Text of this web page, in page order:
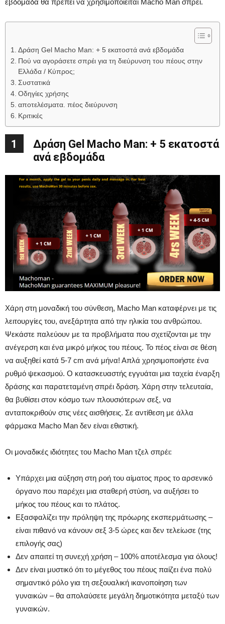
εβδομάδα θα πρέπει να χρησιμοποιείται Macho Man σπρέι.
Δράση Gel Macho Man: + 5 εκατοστά ανά εβδομάδα
Πού να αγοράσετε σπρέι για τη διεύρυνση του πέους στην
Ελλάδα / Κύπρος;
Συστατικά
Οδηγίες χρήσης
αποτελέσματα. πέος διεύρυνση
Κριτικές
1
Δράση Gel Macho Man: + 5 εκατοστά
ανά εβδομάδα
Χάρη στη μοναδική του σύνθεση, Macho Man καταφέρνει με τις
λειτουργίες του, ανεξάρτητα από την ηλικία του ανθρώπου.
Ψεκάστε παλεύουν με τα προβλήματα που σχετίζονται με την
ανέγερση και ένα μικρό μήκος του πέους. Το πέος είναι σε θέση
να αυξηθεί κατά 5-7 cm ανά μήνα! Απλά χρησιμοποιήστε ένα
ρυθμό ψεκασμού. Ο κατασκευαστής εγγυάται μια ταχεία έναρξη
δράσης και παρατεταμένη σπρέι δράση. Χάρη στην τελευταία,
θα βυθίσει στον κόσμο των πλουσιότερων σεξ, να
ανταποκριθούν στις νέες αισθήσεις. Σε αντίθεση με άλλα
φάρμακα Macho Man δεν είναι εθιστική.
Οι μοναδικές ιδιότητες του Macho Man τζελ σπρέι:
Υπάρχει μια αύξηση στη ροή του αίματος προς το αρσενικό
όργανο που παρέχει μια σταθερή στύση, να αυξήσει το
μήκος του πέους και το πλάτος.
Εξασφαλίζει την πρόληψη της πρόωρης εκσπερμάτωσης –
είναι πιθανό να κάνουν σεξ 3-5 ώρες και δεν τελείωσε (της
επιλογής σας)
Δεν απαιτεί τη συνεχή χρήση – 100% αποτέλεσμα για όλους!
Δεν είναι μυστικό ότι το μέγεθος του πέους παίζει ένα πολύ
σημαντικό ρόλο για τη σεξουαλική ικανοποίηση των
γυναικών – θα απολαύσετε μεγάλη δημοτικότητα μεταξύ των
γυναικών.